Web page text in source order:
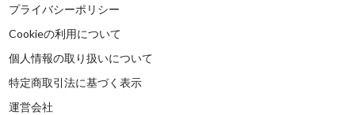
プライバシーポリシー
Cookieの利用について
個人情報の取り扱いについて
特定商取引法に基づく表示
運営会社